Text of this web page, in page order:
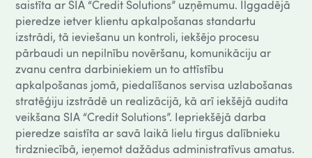
saistīta ar SIA “Credit Solutions” uzņēmumu. Ilggadējā
pieredze ietver klientu apkalpošanas standartu
izstrādi, tā ieviešanu un kontroli, iekšējo procesu
pārbaudi un nepilnību novēršanu, komunikāciju ar
zvanu centra darbiniekiem un to attīstību
apkalpošanas jomā, piedalīšanos servisa uzlabošanas
stratēģiju izstrādē un realizācijā, kā arī iekšējā audita
veikšana SIA “Credit Solutions”. Iepriekšējā darba
pieredze saistīta ar savā laikā lielu tirgus dalībnieku
tirdzniecībā, ieņemot dažādus administratīvus amatus.